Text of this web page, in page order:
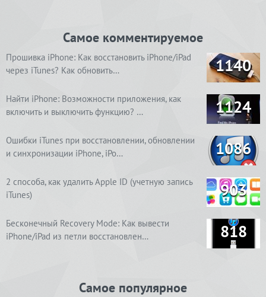
Самое комментируемое
Прошивка iPhone: Как восстановить iPhone/iPad
через iTunes? Как обновить…
1140
Найти iPhone: Возможности приложения, как
включить и выключить функцию? …
1124
Ошибки iTunes при восстановлении, обновлении
и синхронизации iPhone, iPo…
1086
2 способа, как удалить Apple ID (учетную запись
iTunes)
903
Бесконечный Recovery Mode: Как вывести
iPhone/iPad из петли восстановлен…
818
Самое популярное